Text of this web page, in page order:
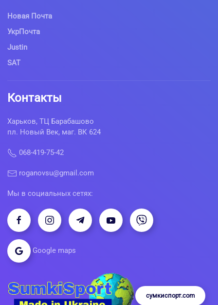
Новая Почта
УкрПочта
Justin
SAT
Контакты
Харьков, ТЦ Барабашово
пл. Новый Век, маг. ВК 624
068-419-75-42
roganovsu@gmail.com
Мы в социальных сетях:
Google maps
сумкиспорт.com